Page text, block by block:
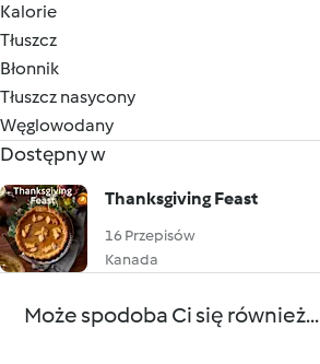
Kalorie
Tłuszcz
Błonnik
Tłuszcz nasycony
Węglowodany
Dostępny w
Thanksgiving Feast
16 Przepisów
Kanada
Może spodoba Ci się również...